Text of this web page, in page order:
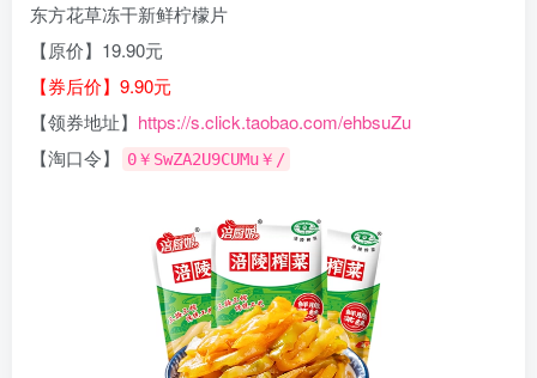
东方花草冻干新鲜柠檬片
【原价】19.90元
【券后价】9.90元
【领券地址】 https://s.click.taobao.com/ehbsuZu
【淘口令】
0￥SwZA2U9CUMu￥/